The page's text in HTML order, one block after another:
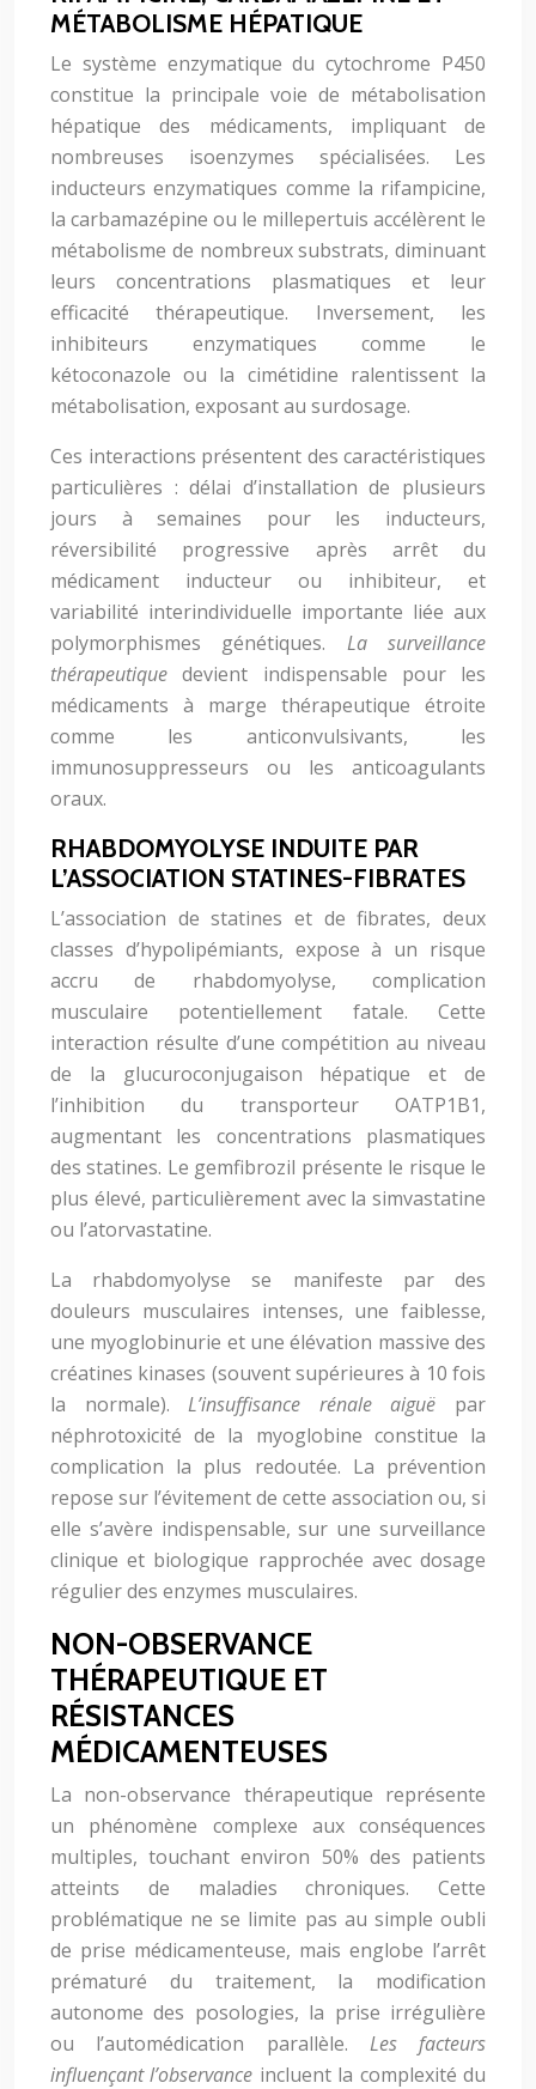
MÉTABOLISME HÉPATIQUE
Le système enzymatique du cytochrome P450
constitue la principale voie de métabolisation
hépatique des médicaments, impliquant de
nombreuses isoenzymes spécialisées. Les
inducteurs enzymatiques comme la rifampicine,
la carbamazépine ou le millepertuis accélèrent le
métabolisme de nombreux substrats, diminuant
leurs concentrations plasmatiques et leur
efficacité thérapeutique. Inversement, les
inhibiteurs enzymatiques comme le
kétoconazole ou la cimétidine ralentissent la
métabolisation, exposant au surdosage.
Ces interactions présentent des caractéristiques
particulières : délai d’installation de plusieurs
jours à semaines pour les inducteurs,
réversibilité progressive après arrêt du
médicament inducteur ou inhibiteur, et
variabilité interindividuelle importante liée aux
polymorphismes génétiques. La surveillance
thérapeutiquedevient indispensable pour les
médicaments à marge thérapeutique étroite
comme les anticonvulsivants, les
immunosuppresseurs ou les anticoagulants
oraux.
RHABDOMYOLYSE INDUITE PAR
L’ASSOCIATION STATINES-FIBRATES
L’association de statines et de fibrates, deux
classes d’hypolipémiants, expose à un risque
accru de rhabdomyolyse, complication
musculaire potentiellement fatale. Cette
interaction résulte d’une compétition au niveau
de la glucuroconjugaison hépatique et de
l’inhibition du transporteur OATP1B1,
augmentant les concentrations plasmatiques
des statines. Le gemfibrozil présente le risque le
plus élevé, particulièrement avec la simvastatine
ou l’atorvastatine.
La rhabdomyolyse se manifeste par des
douleurs musculaires intenses, une faiblesse,
une myoglobinurie et une élévation massive des
créatines kinases (souvent supérieures à 10 fois
la normale).L’insuffisance rénale aiguë par
néphrotoxicité de la myoglobine constitue la
complication la plus redoutée. La prévention
repose sur l’évitement de cette association ou, si
elle s’avère indispensable, sur une surveillance
clinique et biologique rapprochée avec dosage
régulier des enzymes musculaires.
NON-OBSERVANCE
THÉRAPEUTIQUE ET
RÉSISTANCES
MÉDICAMENTEUSES
La non-observance thérapeutique représente
un phénomène complexe aux conséquences
multiples, touchant environ 50% des patients
atteints de maladies chroniques. Cette
problématique ne se limite pas au simple oubli
de prise médicamenteuse, mais englobe l’arrêt
prématuré du traitement, la modification
autonome des posologies, la prise irrégulière
ou l’automédication parallèle. Les facteurs
influençant l’observance incluent la complexité du